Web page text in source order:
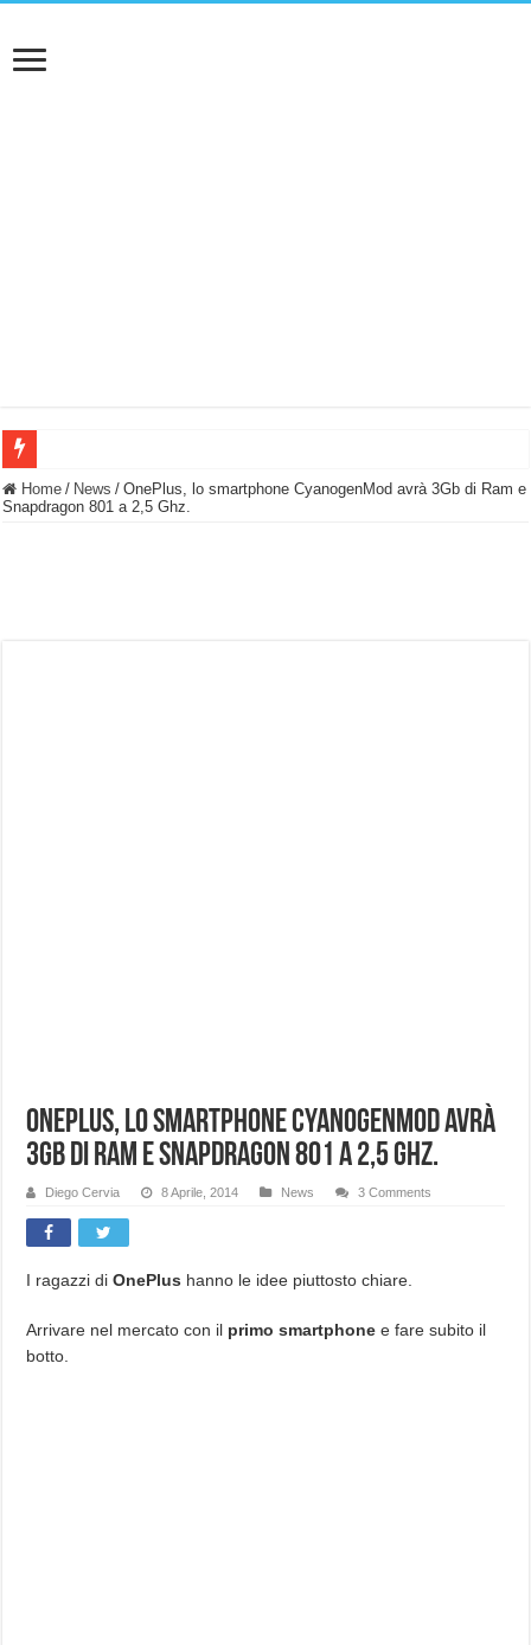
BASTA FATICARE! Questo robot tagliaerba lo appoggi e fa tutto lui! (Senza
Home / News / OnePlus, lo smartphone CyanogenMod avrà 3Gb di Ram e
Snapdragon 801 a 2,5 Ghz.
OnePlus, lo smartphone CyanogenMod avrà
3Gb di Ram e Snapdragon 801 a 2,5 Ghz.
Diego Cervia 8 Aprile, 2014 News 3 Comments
I ragazzi diOnePlus hanno le idee piuttosto chiare.
Arrivare nel mercato con il primo smartphone e fare subito il
botto.